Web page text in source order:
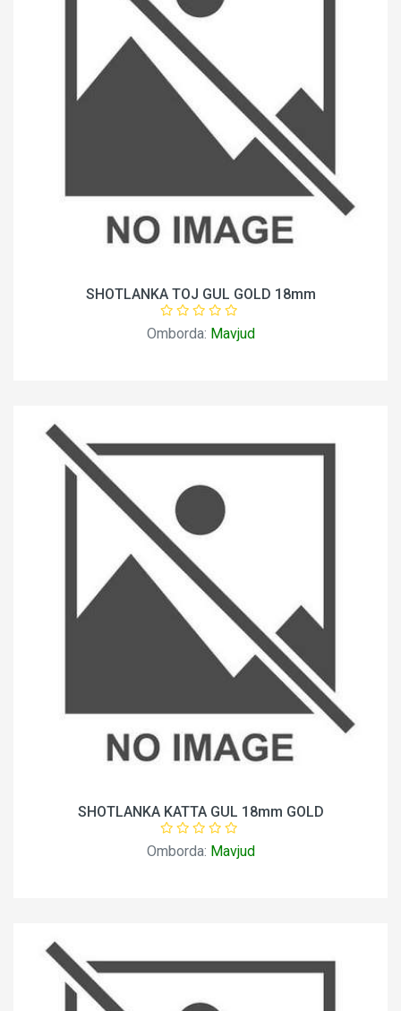
SHOTLANKA TOJ GUL GOLD 18mm
Omborda: Mavjud
SHOTLANKA KATTA GUL 18mm GOLD
Omborda: Mavjud